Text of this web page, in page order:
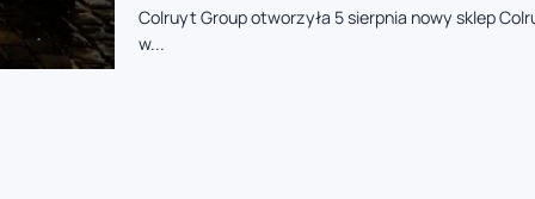
Colruyt Group otworzyła 5 sierpnia nowy sklep
w...